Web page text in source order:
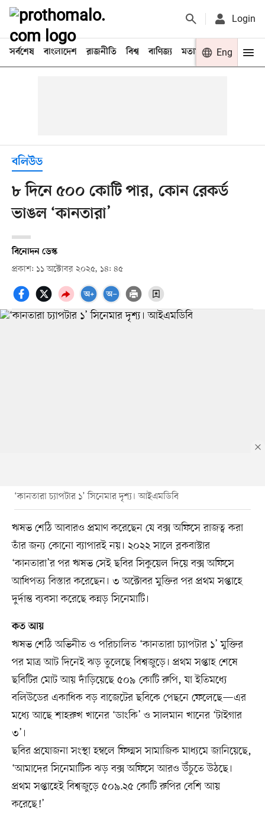
Login
সর্বশেষ বাংলাদেশ রাজনীতি বিশ্ব বাণিজ্য মতামত খেলা
Eng
বলিউড
৮ দিনে ৫০০ কোটি পার, কোন রেকর্ড
ভাঙল ‘কানতারা’
বিনোদন ডেস্ক
প্রকাশ: ১১ অক্টোবর ২০২৫, ১৪: ৪৫
‘কানতারা চ্যাপটার ১’ সিনেমার দৃশ্য। আইএমডিবি
ঋষভ শেঠি আবারও প্রমাণ করেছেন যে বক্স অফিসে রাজত্ব করা
তাঁর জন্য কোনো ব্যাপারই নয়। ২০২২ সালে ব্লকবাস্টার
‘কানতারা’র পর ঋষভ সেই ছবির সিকুয়েল দিয়ে বক্স অফিসে
আধিপত্য বিস্তার করেছেন। ৩ অক্টোবর মুক্তির পর প্রথম সপ্তাহে
দুর্দান্ত ব্যবসা করেছে কন্নড় সিনেমাটি।
কত আয়
ঋষভ শেঠি অভিনীত ও পরিচালিত ‘কানতারা চ্যাপটার ১’ মুক্তির
পর মাত্র আট দিনেই ঝড় তুলেছে বিশ্বজুড়ে। প্রথম সপ্তাহ শেষে
ছবিটির মোট আয় দাঁড়িয়েছে ৫০৯ কোটি রুপি, যা ইতিমধ্যে
বলিউডের একাধিক বড় বাজেটের ছবিকে পেছনে ফেলেছে—এর
মধ্যে আছে শাহরুখ খানের ‘ডাংকি’ ও সালমান খানের ‘টাইগার
৩’।
ছবির প্রযোজনা সংস্থা হম্বলে ফিল্মস সামাজিক মাধ্যমে জানিয়েছে,
‘আমাদের সিনেমাটিক ঝড় বক্স অফিসে আরও উঁচুতে উঠছে।
প্রথম সপ্তাহেই বিশ্বজুড়ে ৫০৯.২৫ কোটি রুপির বেশি আয়
করেছে!’